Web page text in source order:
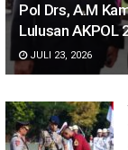
Pol Drs, A.M
Lulusan AKPOL
JULI 23, 2026